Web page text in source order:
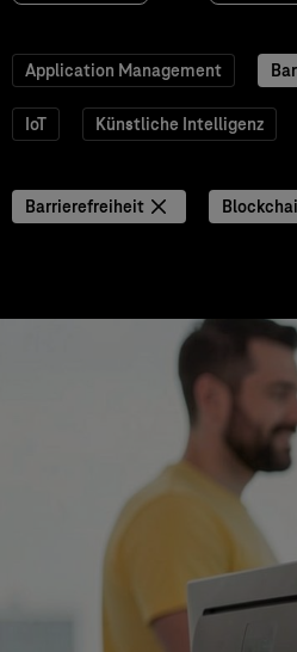
Application Management
IoT Künstliche Intelligenz
Barrierefreiheit